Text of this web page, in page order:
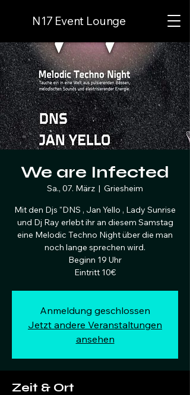
N17 Event Lounge
We are Infected
Sa., 07. März
  |
Griesheim
Mit den Djs "DNS , Jan Yello , Lady Sunrise
und Dj Ray erlebt ihr an diesem Samstag
eine Melodic Techno Night über die man
noch lange sprechen wird.
Beginn 19 Uhr
Eintritt 10€
Anmeldung geschlossen
Jetzt andere Veranstaltungen
ansehen
Zeit & Ort